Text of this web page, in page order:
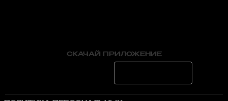
СКАЧАЙ ПРИЛОЖЕНИЕ